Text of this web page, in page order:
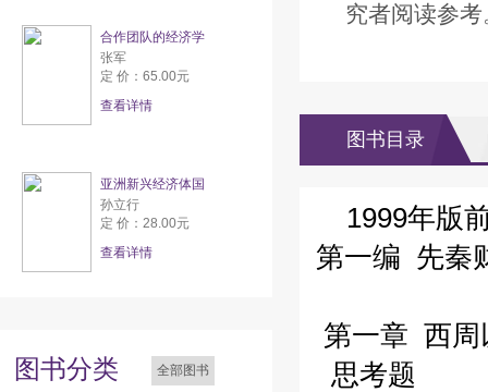
合作团队的经济学
张军
定 价：65.00元
查看详情
亚洲新兴经济体国
孙立行
定 价：28.00元
查看详情
图书分类 全部图书
究者阅读参考
图书目录
1999年版
第一编 先秦
第一章 西周
思考题